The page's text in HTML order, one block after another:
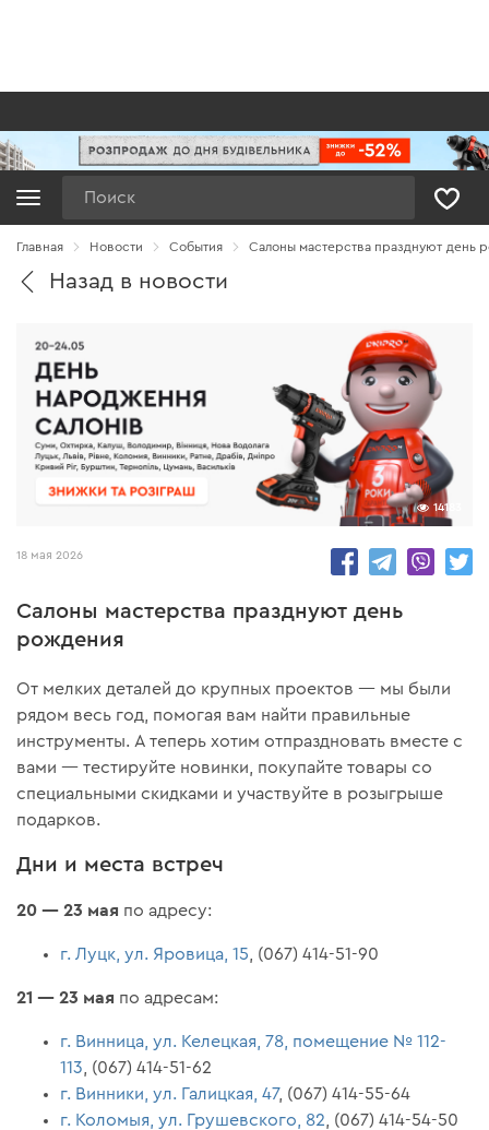
Главная Новости Cобытия Салоны мастерства празднуют день
Назад в новости
14183
18 мая 2026
Салоны мастерства празднуют день
рождения
От мелких деталей до крупных проектов — мы были
рядом весь год, помогая вам найти правильные
инструменты. А теперь хотим отпраздновать вместе с
вами — тестируйте новинки, покупайте товары со
специальными скидками и участвуйте в розыгрыше
подарков.
Дни и места встреч
20 — 23 мая по адресу:
г. Луцк, ул. Яровица, 15 , (067) 414-51-90
21 — 23 мая по адресам:
г. Винница, ул. Келецкая, 78, помещение № 112-
113 , (067) 414-51-62
г. Винники, ул. Галицкая, 47, (067) 414-55-64
г. Коломыя, ул. Грушевского, 82 , (067) 414-54-50